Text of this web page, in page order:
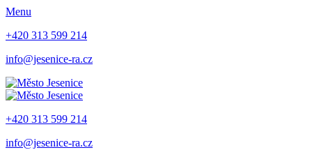
Menu
+420 313 599 214
info@jesenice-ra.cz
+420 313 599 214
info@jesenice-ra.cz